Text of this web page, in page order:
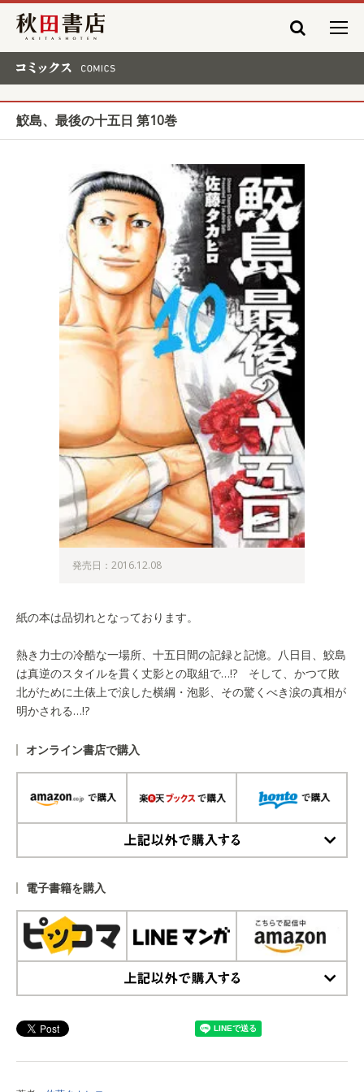
秋田書店
鮫島、最後の十五日 第10巻
発売日：2016.12.08
紙の本は品切れとなっております。
熱き力士の冷酷な一場所、十五日間の記録と記憶。八日目、鮫島
は真逆のスタイルを貫く丈影との取組で…!? そして、かつて敗
北がために土俵上で涙した横綱・泡影、その驚くべき涙の真相が
明かされる…!?
オンライン書店で購入
電子書籍を購入